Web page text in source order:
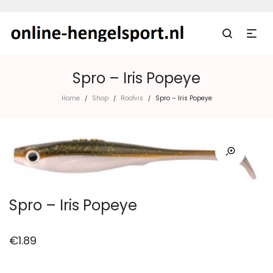
Spro – Iris Popeye
Home / Shop / Roofvis / Spro – Iris Popeye
Spro – Iris Popeye
€1.89